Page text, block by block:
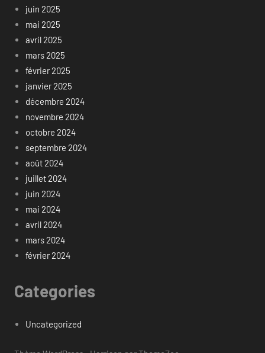
juin 2025
mai 2025
avril 2025
mars 2025
février 2025
janvier 2025
décembre 2024
novembre 2024
octobre 2024
septembre 2024
août 2024
juillet 2024
juin 2024
mai 2024
avril 2024
mars 2024
février 2024
Categories
Uncategorized